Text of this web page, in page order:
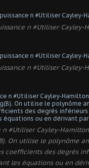
n #Utiliser Cayley-
n #Utiliser Cayley-
n #Utiliser Cayley-
On utilise le polynôme
coefficients des degrés
les équations ou en